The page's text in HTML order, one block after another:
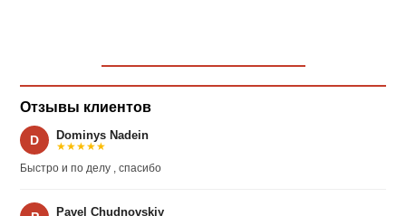
Отзывы клиентов
D Dominys Nadein
★★★★★
Быстро и по делу , спасибо
Pavel Chudnovskiy